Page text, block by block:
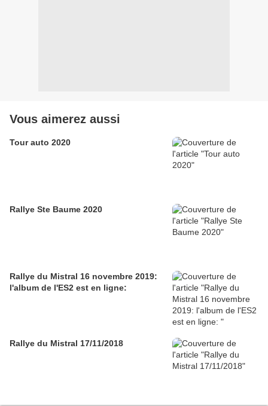
Vous aimerez aussi
Tour auto 2020
Rallye Ste Baume 2020
Rallye du Mistral 16 novembre 2019:
l'album de l'ES2 est en ligne:
Rallye du Mistral 17/11/2018